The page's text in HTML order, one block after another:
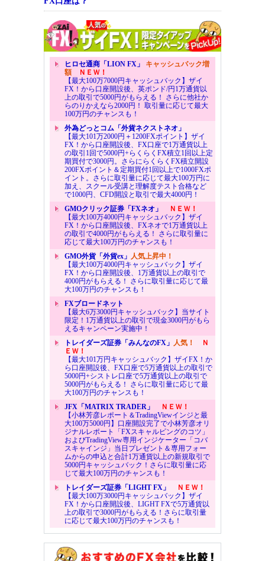
ヒロセ通商「LION FX」 キャッシュバック増
額ＮＥＷ！
【最大100万7000円キャッシュバック】ザイ
FX！から口座開設後、英ポンド/円1万通貨以
上の取引で5000円がもらえる！ さらに他社か
らのりかえなら2000円！ 取引量に応じて最大
100万円のチャンスも！
外為どっとコム「外貨ネクストネオ」
【最大101万2000円＋1200FXポイント】ザイ
FX！から口座開設後、FX口座で1万通貨以上
の取引1回で5000円+らくらくFX積立1回以上定
期買付で3000円。さらにらくらくFX積立開設
200FXポイント＆定期買付1回以上で1000FXポ
イント。さらに取引量に応じて最大100万円に
加え、スクール受講と理解度テスト合格など
で1000円、CFD開設と取引で最大4000円！
GMOクリック証券「FXネオ」
ＮＥＷ！
【最大100万4000円キャッシュバック】ザイ
FX！から口座開設後、FXネオで1万通貨以上
の取引で4000円がもらえる！ さらに取引量に
応じて最大100万円のチャンスも！
GMO外貨「外貨ex」 人気上昇中！
【最大100万4000円キャッシュバック】ザイ
FX！から口座開設後、1万通貨以上の取引で
4000円がもらえる！ さらに取引量に応じて最
大100万円のチャンスも！
FXブロードネット
【最大6万3000円キャッシュバック】当サイト
限定！1万通貨以上の取引で現金3000円がもら
えるキャンペーン実施中！
トレイダーズ証券「みんなのFX」 人気！
Ｎ
ＥＷ！
【最大101万円キャッシュバック】ザイFX！か
ら口座開設後、FX口座で5万通貨以上の取引で
5000円+シストレ口座で5万通貨以上の取引で
5000円がもらえる！ さらに取引量に応じて最
大100万円のチャンスも！
JFX「MATRIX TRADER」
ＮＥＷ！
【小林芳彦レポート＆TradingViewインジと最
大100万5000円】口座開設完了で小林芳彦オリ
ジナルレポート「FXスキャルピングのコツ」
およびTradingView専用インジケーター「コバ
スキャインジ」当日プレゼント＆専用フォー
ムからの申込と合計1万通貨以上の新規取引で
5000円キャッシュバック！さらに取引量に応
じて最大100万円のチャンスも！
トレイダーズ証券「LIGHT FX」
ＮＥＷ！
【最大100万3000円キャッシュバック】ザイ
FX！から口座開設後、LIGHT FXで5万通貨以
上の取引で3000円がもらえる！さらに取引量
に応じて最大100万円のチャンスも！